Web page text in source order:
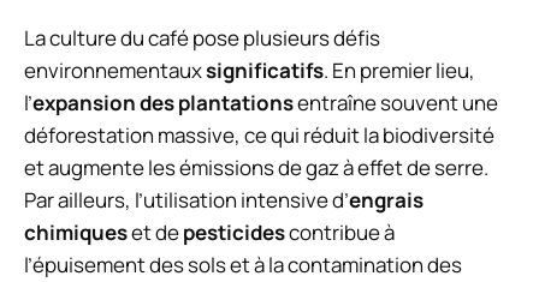
La culture du café pose plusieurs défis
environnementauxsignificatifs. En premier lieu,
l’expansion des plantationsentraîne souvent une
déforestation massive, ce qui réduit la biodiversité
et augmente les émissions de gaz à effet de serre.
Par ailleurs, l’utilisation intensive d’engrais
chimiqueset depesticidescontribue à
l’épuisement des sols et à la contamination des